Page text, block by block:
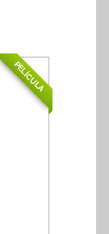
PELÍCULA